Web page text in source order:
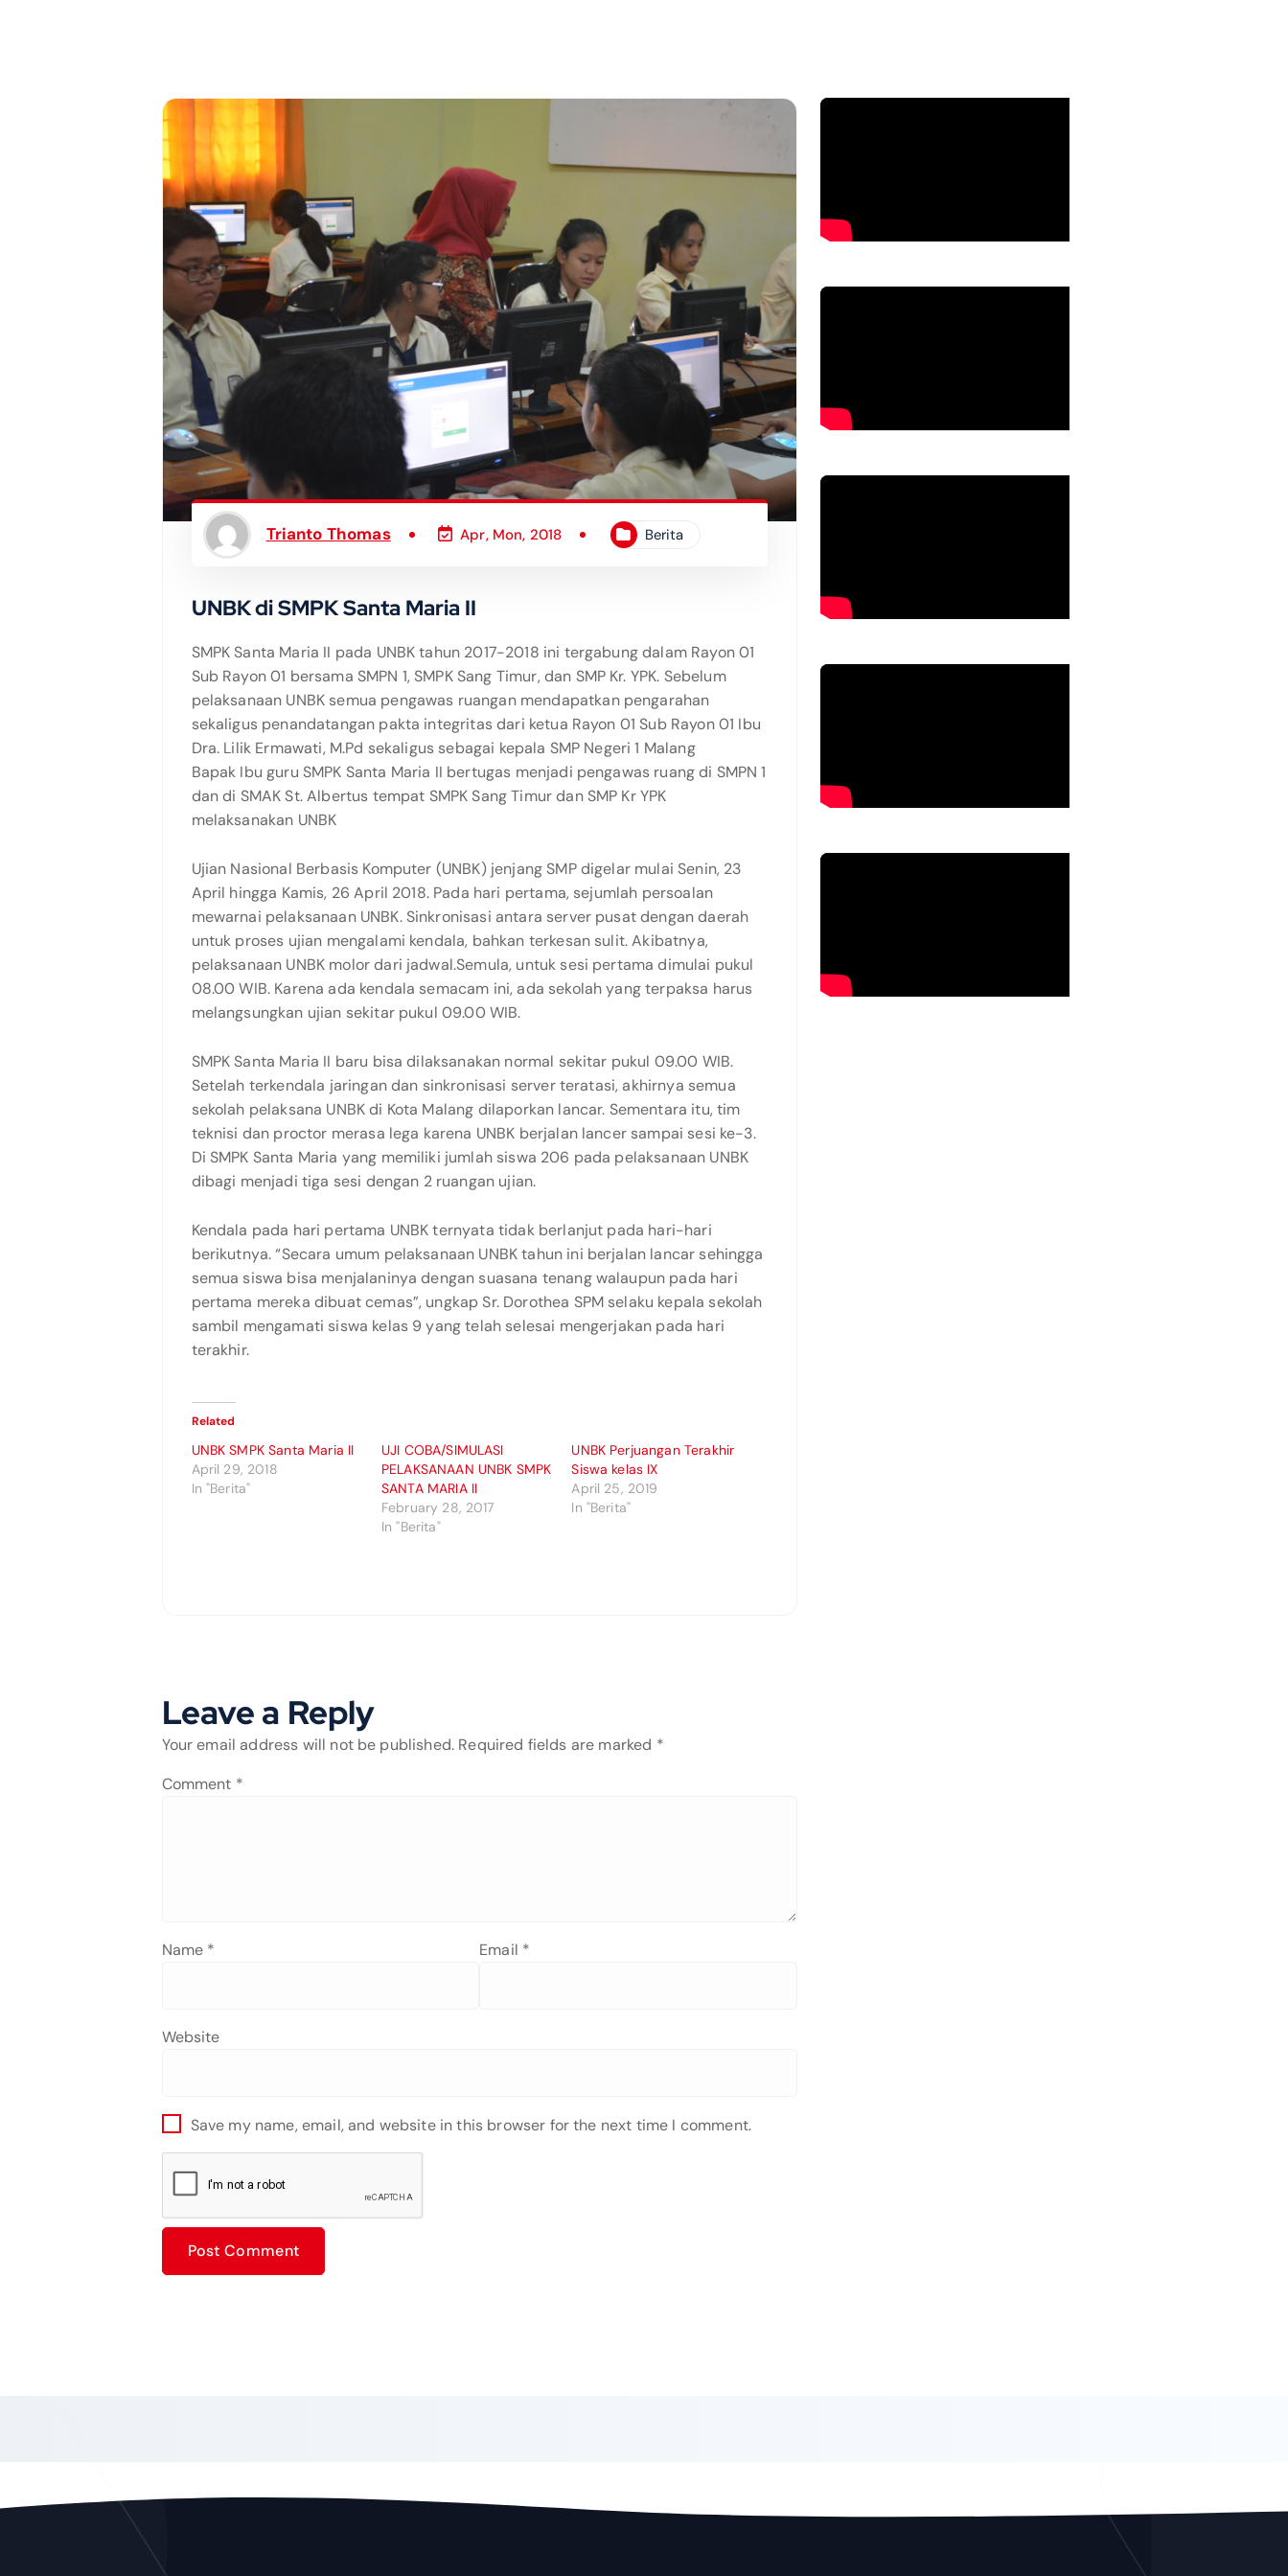
Trianto Thomas Apr, Mon, 2018 Berita
UNBK di SMPK Santa Maria II
SMPK Santa Maria II pada UNBK tahun 2017-2018 ini tergabung dalam Rayon 01
Sub Rayon 01 bersama SMPN 1, SMPK Sang Timur, dan SMP Kr. YPK. Sebelum
pelaksanaan UNBK semua pengawas ruangan mendapatkan pengarahan
sekaligus penandatangan pakta integritas dari ketua Rayon 01 Sub Rayon 01 Ibu
Dra. Lilik Ermawati, M.Pd sekaligus sebagai kepala SMP Negeri 1 Malang
Bapak Ibu guru SMPK Santa Maria II bertugas menjadi pengawas ruang di SMPN 1
dan di SMAK St. Albertus tempat SMPK Sang Timur dan SMP Kr YPK
melaksanakan UNBK
Ujian Nasional Berbasis Komputer (UNBK) jenjang SMP digelar mulai Senin, 23
April hingga Kamis, 26 April 2018. Pada hari pertama, sejumlah persoalan
mewarnai pelaksanaan UNBK. Sinkronisasi antara server pusat dengan daerah
untuk proses ujian mengalami kendala, bahkan terkesan sulit. Akibatnya,
pelaksanaan UNBK molor dari jadwal.Semula, untuk sesi pertama dimulai pukul
08.00 WIB. Karena ada kendala semacam ini, ada sekolah yang terpaksa harus
melangsungkan ujian sekitar pukul 09.00 WIB.
SMPK Santa Maria II baru bisa dilaksanakan normal sekitar pukul 09.00 WIB.
Setelah terkendala jaringan dan sinkronisasi server teratasi, akhirnya semua
sekolah pelaksana UNBK di Kota Malang dilaporkan lancar. Sementara itu, tim
teknisi dan proctor merasa lega karena UNBK berjalan lancer sampai sesi ke-3.
Di SMPK Santa Maria yang memiliki jumlah siswa 206 pada pelaksanaan UNBK
dibagi menjadi tiga sesi dengan 2 ruangan ujian.
Kendala pada hari pertama UNBK ternyata tidak berlanjut pada hari-hari
berikutnya. “Secara umum pelaksanaan UNBK tahun ini berjalan lancar sehingga
semua siswa bisa menjalaninya dengan suasana tenang walaupun pada hari
pertama mereka dibuat cemas”, ungkap Sr. Dorothea SPM selaku kepala sekolah
sambil mengamati siswa kelas 9 yang telah selesai mengerjakan pada hari
terakhir.
Related
UNBK SMPK Santa Maria II
April 29, 2018
In "Berita"
UJI COBA/SIMULASI
PELAKSANAAN UNBK SMPK
SANTA MARIA II
February 28, 2017
In "Berita"
UNBK Perjuangan Terakhir
Siswa kelas IX
April 25, 2019
In "Berita"
Leave a Reply
Your email address will not be published. Required fields are marked *
Comment *
Name * Email *
Website
Save my name, email, and website in this browser for the next time I comment.